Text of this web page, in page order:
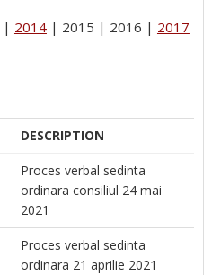
| 2014| 2015 | 2016 | 2017
DESCRIPTION
Proces verbal sedinta
ordinara consiliul 24 mai
2021
Proces verbal sedinta
ordinara 21 aprilie 2021